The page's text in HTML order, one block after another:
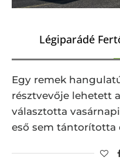
Légiparádé
Egy remek
résztvevője lehetett
választotta
eső sem tántorította